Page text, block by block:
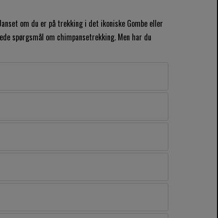
om du er på trekking i det ikoniske Gombe eller
spørgsmål om chimpansetrekking. Men har du